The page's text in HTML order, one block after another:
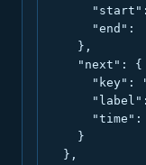
"end":
    },
    "next": {
"key":
"time":
    }
  },